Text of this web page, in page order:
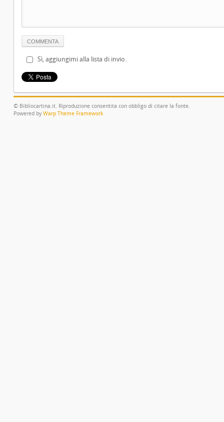
Sì, aggiungimi alla lista di invio.
© Bibliocartina.it. Riproduzione consentita con obbligo di citare la fonte.
Powered by Warp Theme Framework